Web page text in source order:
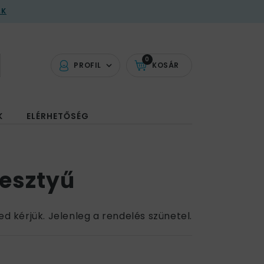
PROFIL KOSÁR
0
ELÉRHETŐSÉG
kérjük. Jelenleg a rendelés szünetel.